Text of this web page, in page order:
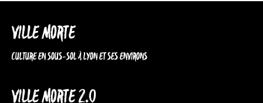
VILLE MORTE
CULTURE EN SOUS-SOL À LYON ET SES ENVIRONS
VILLE MORTE 2.0